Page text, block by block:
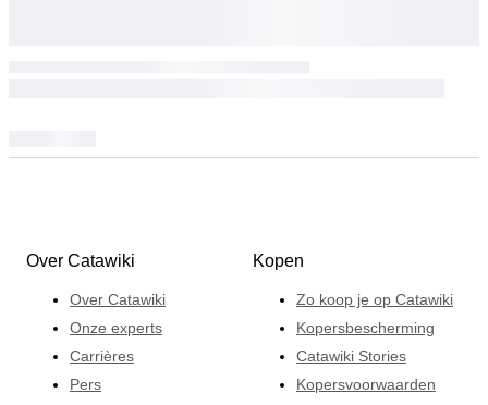
Over Catawiki
Over Catawiki
Onze experts
Carrières
Pers
Kopen
Zo koop je op Catawiki
Kopersbescherming
Catawiki Stories
Kopersvoorwaarden